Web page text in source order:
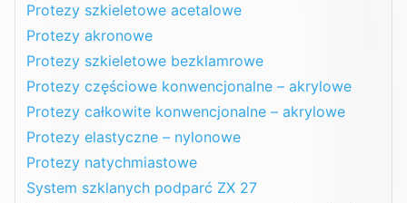
Protezy szkieletowe acetalowe
Protezy akronowe
Protezy szkieletowe bezklamrowe
Protezy częściowe konwencjonalne – akrylowe
Protezy całkowite konwencjonalne – akrylowe
Protezy elastyczne – nylonowe
Protezy natychmiastowe
System szklanych podparć ZX 27